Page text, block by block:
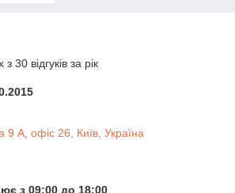
30 відгуків за рік
9 А, офіс 26, Київ, Україна
з 09:00 до 18:00